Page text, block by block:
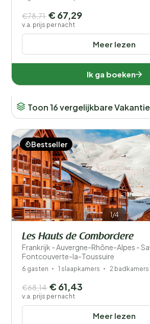
Meer lezen
€78,71 € 67,29
v.a. prijs per nacht
Ik ga boeken
Toon 16 vergelijkbare
1/4
Bestseller
Les Hauts de Comborciere
Frankrijk - Auvergne-Rhône-Alpes -
Fontcouverte-la-Toussuire
6 gasten 1 slaapkamers 2 badkamers
Meer lezen
€68,14 € 61,43
v.a. prijs per nacht